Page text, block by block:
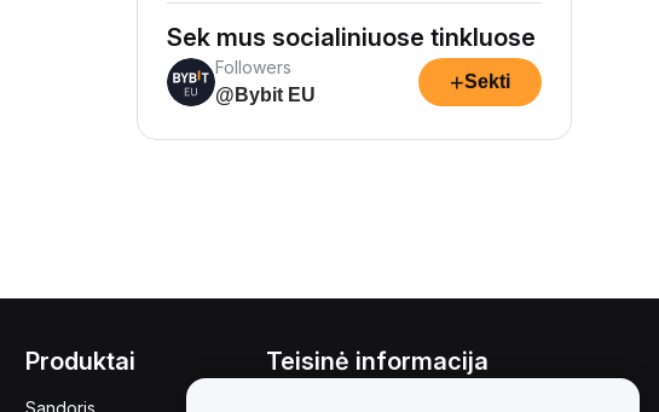
Sek mus socialiniuose tinkluose
Followers
@Bybit EU
+Sekti
Produktai
Sandoris
Teisinė informacija